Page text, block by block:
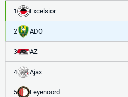
1 Excelsior
2 ADO
3 AZ
4 Ajax
5 Feyenoord